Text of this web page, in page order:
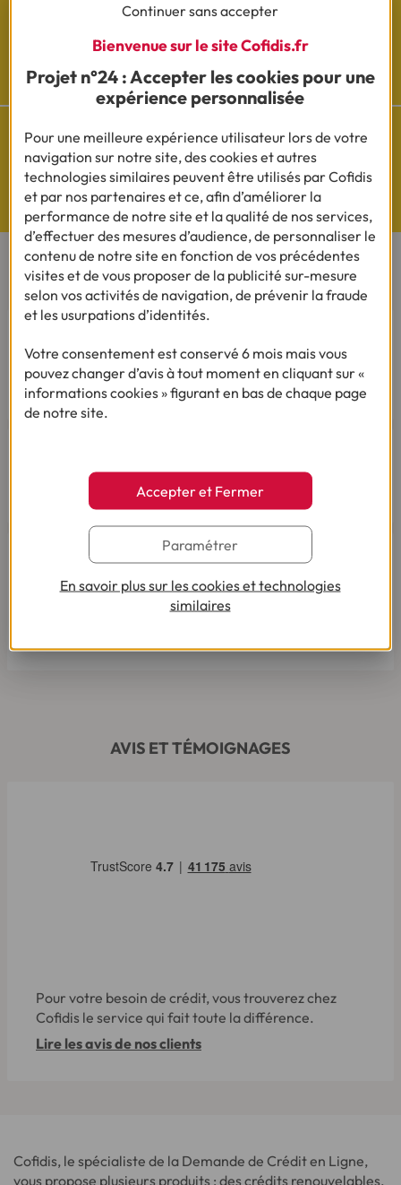
Cofidis sur les
réseaux sociaux
Questions de Budget
Nos études exclusives
CONTACTEZ-NOUS
Par téléphone
Du lundi au vendredi de 8h00 à 19h00
Le samedi de 8h00 à 14h00.
03 28 09 21 18(Appel non surtaxé - coût selon
opérateur).
Par mail
Vous êtes sourd ou malentendant
Dialoguez par écrit ou en Langue Des Signes
AVIS ET TÉMOIGNAGES
Pour votre besoin de crédit, vous trouverez chez
Cofidis le service qui fait toute la différence.
Lire les avis de nos clients
Cofidis, le spécialiste de la Demande de Crédit en Ligne,
vous propose plusieurs produits : des crédits renouvelables,
Continuer sans accepter
Bienvenue sur le site Cofidis.fr
Projet n°24 : Accepter les cookies pour une
expérience personnalisée
Pour une meilleure expérience utilisateur lors de votre
navigation sur notre site, des cookies et autres
technologies similaires peuvent être utilisés par Cofidis
et par nos partenaires et ce, afin d’améliorer la
performance de notre site et la qualité de nos services,
d’effectuer des mesures d’audience, de personnaliser le
contenu de notre site en fonction de vos précédentes
visites et de vous proposer de la publicité sur-mesure
selon vos activités de navigation, de prévenir la fraude
et les usurpations d’identités.
Votre consentement est conservé 6 mois mais vous
pouvez changer d’avis à tout moment en cliquant sur «
informations cookies » figurant en bas de chaque page
de notre site.
Accepter et Fermer
Paramétrer
En savoir plus sur les cookies et technologies
similaires